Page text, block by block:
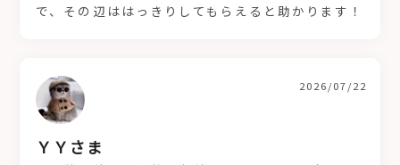
で、その辺ははっきりしてもらえると助かります！
ＹＹさま
2026/07/22